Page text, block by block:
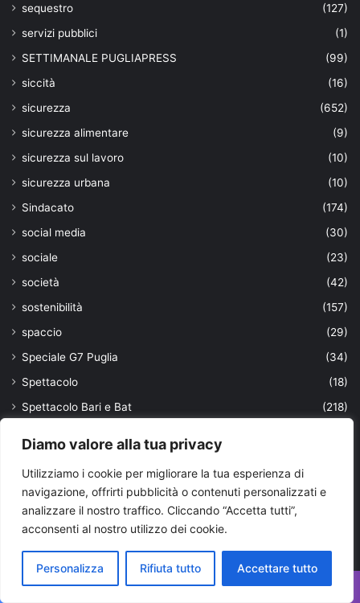
Diamo valore alla tua privacy
Utilizziamo i cookie per migliorare la tua esperienza di
navigazione, offrirti pubblicità o contenuti personalizzati e
analizzare il nostro traffico. Cliccando “Accetta tutti”,
acconsenti al nostro utilizzo dei cookie.
Personalizza Rifiuta tutto Accettare tutto
sequestro
(127)
servizi pubblici
(1)
SETTIMANALE PUGLIAPRESS
(99)
siccità
(16)
sicurezza
(652)
sicurezza alimentare
(9)
sicurezza sul lavoro
(10)
sicurezza urbana
(10)
Sindacato
(174)
social media
(30)
sociale
(23)
società
(42)
sostenibilità
(157)
spaccio
(29)
Speciale G7 Puglia
(34)
Spettacolo
(18)
Spettacolo Bari e Bat
(218)
Spettacolo Lecce
Spettacolo Taranto
spettacolo Valle D'Itria
Sport
(1.480)